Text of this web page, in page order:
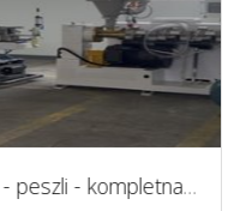
Produkcja rur karbowanych - peszli - kompletna linia produkcyjna